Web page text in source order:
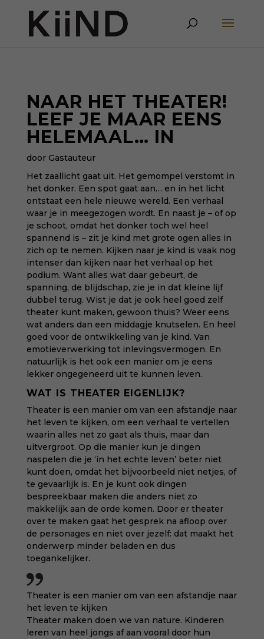
NAAR HET THEATER!
LEEF JE MAAR EENS
HELEMAAL… IN
door Gastauteur
Het zaallicht gaat uit. Het gemompel verstomt in
het donker. Een spot gaat aan… en in het licht
ontstaat een hele nieuwe wereld. Een verhaal
waar je in meegezogen wordt. En naast je – of op
je schoot, omdat het donker toch wel heel
spannend is – zit je kind met grote ogen alles in
zich op te nemen. Kijken naar je kind is vaak nog
intenser dan kijken naar het verhaal op het
podium. Want alles wat daar gebeurt, de
spanning, de blijdschap, zie je in dat kleine lijf
dubbel terug. Wist je dat je ook heel goed zelf
theater kunt maken, gewoon thuis? Weer eens
wat anders dan een middagje knutselen. En heel
goed voor de ontwikkeling van je kind. Van
emotieverwerking tot inlevingsvermogen. En
natuurlijk is het ook een manier om je eens
lekker ongegeneerd uit te kunnen leven.
WAT IS THEATER EIGENLIJK?
Theater is een manier om van een afstandje naar
het leven te kijken, om een verhaal te vertellen
waarin alles net zo gaat als thuis, maar dan
uitvergroot. Op die manier kun je dingen
naspelen die je ‘in het echte leven’ beter niet
kunt doen, omdat het bijvoorbeeld niet netjes, of
te gevaarlijk is. En je kunt ook dingen
bespreekbaar maken die anders niet zo
makkelijk aan de orde komen. Door er theater
over te maken gaat het gesprek na afloop over
de personages en niet over jezelf: dat maakt het
onderwerp minder beladen en dus
toegankelijker.
Theater is een manier om van een afstandje naar
het leven te kijken
Theater maken doen we van nature. Kinderen
leren van heel jongs af aan vooral door hun